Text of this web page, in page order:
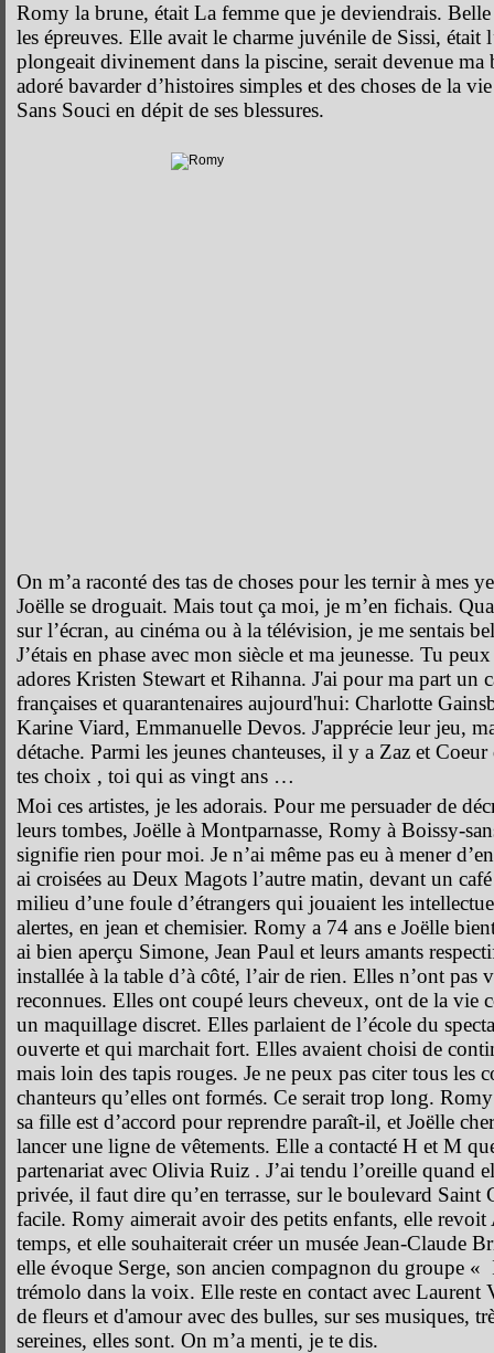
Romy la brune, était La femme que je deviendrais.
les épreuves. Elle avait le charme juvénile de Sissi, était
plongeait divinement dans la piscine, serait devenue ma
adoré bavarder d’histoires simples et des choses de la
Sans Souci en dépit de ses blessures.
On m’a raconté des tas de choses pour les ternir à mes
Joëlle se droguait. Mais tout ça moi, je m’en fichais.
sur l’écran, au cinéma ou à la télévision, je me sentais
J’étais en phase avec mon siècle et ma jeunesse. Tu
adores Kristen Stewart et Rihanna. J'ai pour ma part un
françaises et quarantenaires aujourd'hui: Charlotte
Karine Viard, Emmanuelle Devos. J'apprécie leur jeu,
détache. Parmi les jeunes chanteuses, il y a Zaz et
tes choix , toi qui as vingt ans …
Moi ces artistes, je les adorais. Pour me persuader de
leurs tombes, Joëlle à Montparnasse, Romy à Boissy-
signifie rien pour moi. Je n’ai même pas eu à mener
ai croisées au Deux Magots l’autre matin, devant un
milieu d’une foule d’étrangers qui jouaient les
alertes, en jean et chemisier. Romy a 74 ans e Joëlle
ai bien aperçu Simone, Jean Paul et leurs amants
installée à la table d’à côté, l’air de rien. Elles n’ont pas
reconnues. Elles ont coupé leurs cheveux, ont de la vie
un maquillage discret. Elles parlaient de l’école du
ouverte et qui marchait fort. Elles avaient choisi de
mais loin des tapis rouges. Je ne peux pas citer tous les
chanteurs qu’elles ont formés. Ce serait trop long.
sa fille est d’accord pour reprendre paraît-il, et Joëlle
lancer une ligne de vêtements. Elle a contacté H et M
partenariat avec Olivia Ruiz . J’ai tendu l’oreille quand
privée, il faut dire qu’en terrasse, sur le boulevard Saint
facile. Romy aimerait avoir des petits enfants, elle revoit
temps, et elle souhaiterait créer un musée Jean-Claude
elle évoque Serge, son ancien compagnon du groupe «
trémolo dans la voix. Elle reste en contact avec Laurent
de fleurs et d'amour avec des bulles, sur ses musiques,
sereines, elles sont. On m’a menti, je te dis.